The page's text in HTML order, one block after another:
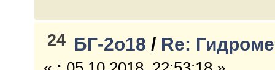
24 БГ-2о18 / Re: